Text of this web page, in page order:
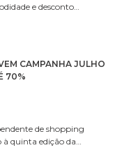
e desconto…
CAMPANHA JULHO
70%
de shopping
à quinta edição da…